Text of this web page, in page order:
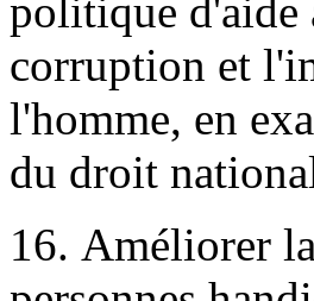
politique d'aide
corruption et
l'homme, en
du droit
16. Améliorer